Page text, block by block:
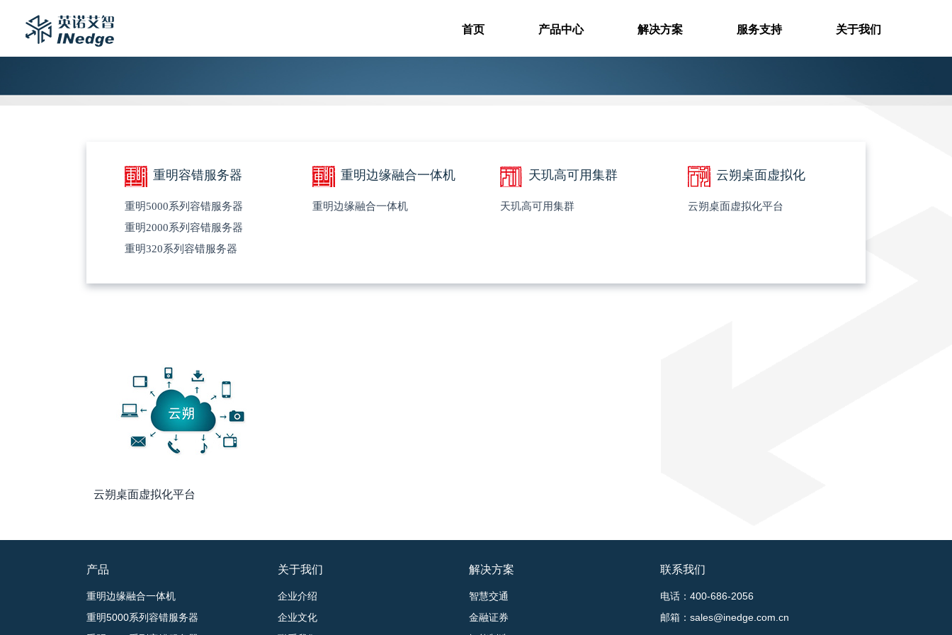
首页 产品中心 解决方案 服务支持 关于我们
重明容错服务器
重明5000系列容错服务器
重明2000系列容错服务器
重明320系列容错服务器
重明边缘融合一体机
重明边缘融合一体机
天玑高可用集群
天玑高可用集群
云朔桌面虚拟化
云朔桌面虚拟化平台
云朔桌面虚拟化平台
产品
重明边缘融合一体机
重明5000系列容错服务器
关于我们
企业介绍
企业文化
解决方案
智慧交通
金融证券
联系我们
电话：400-686-2056
邮箱：sales@inedge.com.cn